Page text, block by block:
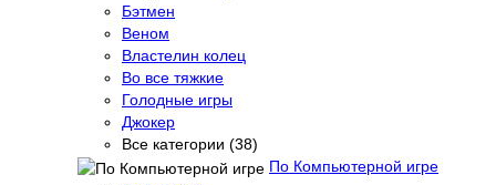
Бэтмен
Веном
Властелин колец
Во все тяжкие
Голодные игры
Джокер
Все категории (38)
По Компьютерной игре